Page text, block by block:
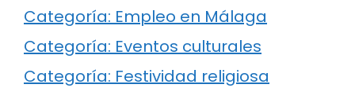
Categoría: Empleo en Málaga
Categoría: Eventos culturales
Categoría: Festividad religiosa